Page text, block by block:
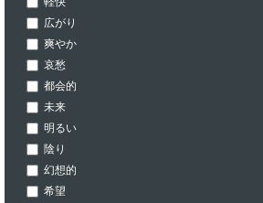
広がり
爽やか
哀愁
都会的
未来
明るい
陰り
幻想的
希望